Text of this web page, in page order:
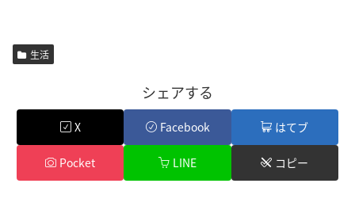
生活
シェアする
X Facebook はてブ
Pocket LINE コピー